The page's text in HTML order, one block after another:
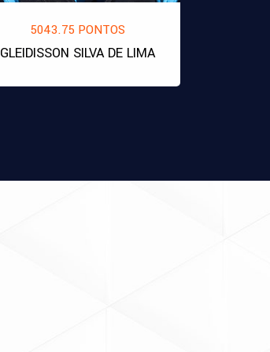
5043.75 PONTOS
GLEIDISSON SILVA DE LIMA